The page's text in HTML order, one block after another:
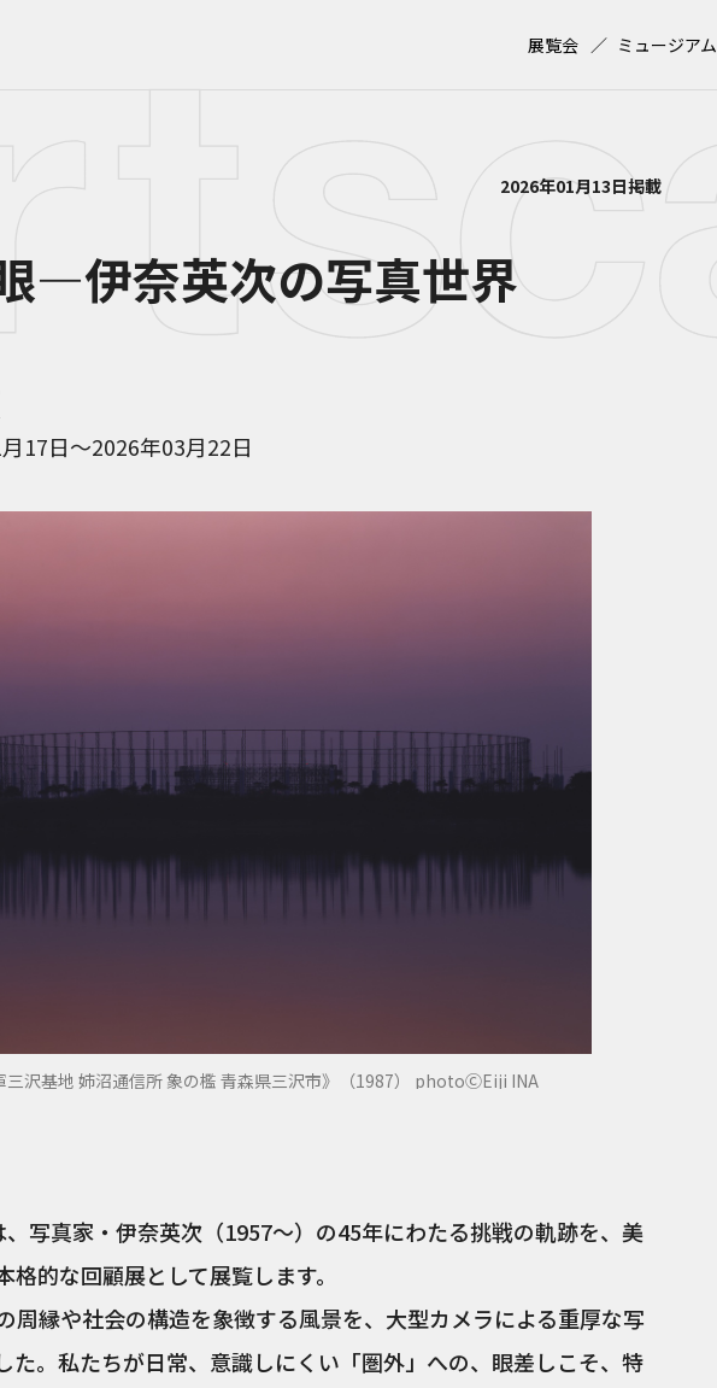
展覧会 ミュージアム
2026年01月13日掲載
―伊奈英次の写真世界
17日～2026年03月22日
三沢基地 姉沼通信所 象の檻 青森県三沢市》（1987） photoⒸEiji INA
写真家・伊奈英次（1957～）の45年にわたる挑戦の軌跡を、美
格的な回顧展として展覧します。
周縁や社会の構造を象徴する風景を、大型カメラによる重厚な写
た。私たちが日常、意識しにくい「圏外」への、眼差しこそ、特